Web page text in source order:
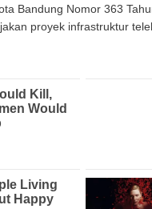
Bandung Nomor 363
proyek infrastruktur